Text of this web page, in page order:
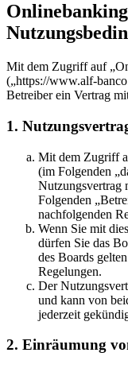
Mit dem Zugriff auf
(„https://www.alf-
Betreiber ein Vertrag
1.
Mit dem Zugriff
(im Folgenden
Nutzungsvertrag
Folgenden
nachfolgenden
Wenn Sie mit
dürfen Sie das
des Boards
Regelungen.
Der
und kann von
jederzeit
2. Einräumung